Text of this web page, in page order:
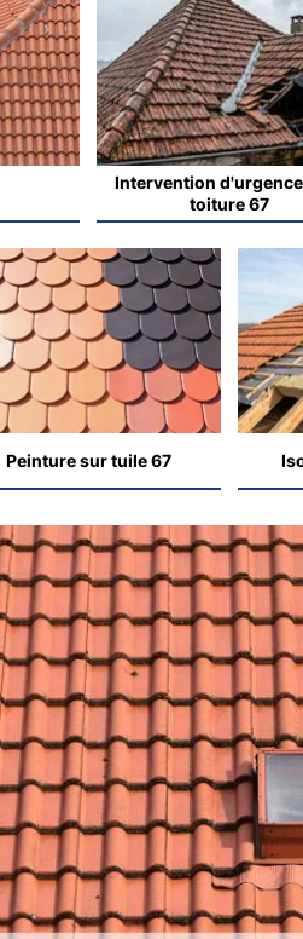
Intervention
toiture 67
Peinture sur tuile 67